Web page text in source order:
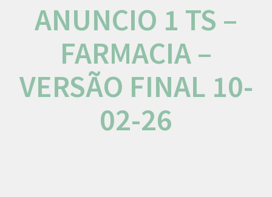
ANUNCIO 1 TS –
FARMACIA –
VERSÃO FINAL 10-
02-26